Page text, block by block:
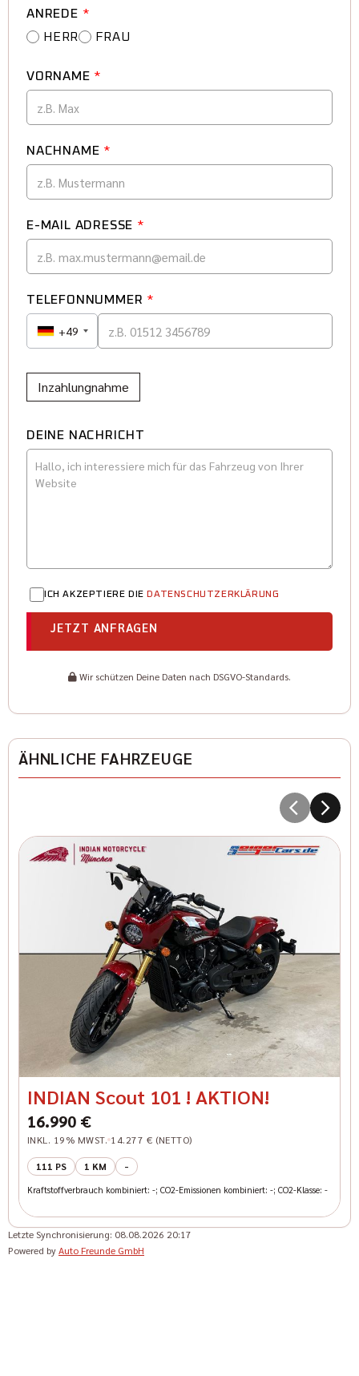
ANREDE *
HERR
FRAU
VORNAME *
NACHNAME *
E-MAIL ADRESSE *
TELEFONNUMMER *
+49
Inzahlungnahme
DEINE NACHRICHT
ICH AKZEPTIERE DIE DATENSCHUTZERKLÄRUNG
JETZT ANFRAGEN
Wir schützen Deine Daten nach DSGVO-Standards.
ÄHNLICHE FAHRZEUGE
INDIAN Scout 101 ! AKTION!
16.990 €
INKL. 19% MWST. 14.277 € (NETTO)
111 PS 1 KM -
Kraftstoffverbrauch kombiniert: -; CO2-Emissionen kombiniert: -; CO2-Klasse: -
Letzte Synchronisierung: 08.08.2026 20:17
Powered byAuto Freunde GmbH